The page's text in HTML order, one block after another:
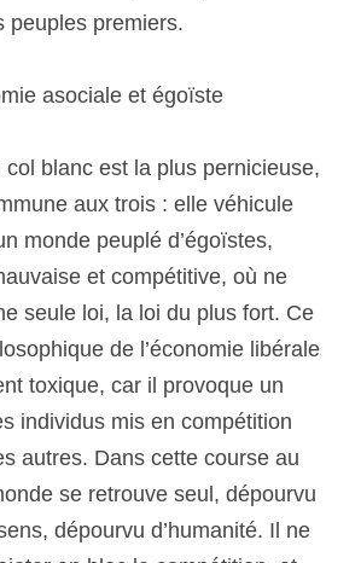
peuples premiers.
asociale et égoïste
col blanc est la plus pernicieuse,
aux trois : elle véhicule
monde peuplé d’égoïstes,
et compétitive, où ne
seule loi, la loi du plus fort. Ce
de l’économie libérale
toxique, car il provoque un
individus mis en compétition
autres. Dans cette course au
se retrouve seul, dépourvu
dépourvu d’humanité. Il ne